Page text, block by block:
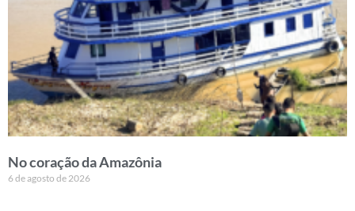
No coração da Amazônia
6 de agosto de 2026